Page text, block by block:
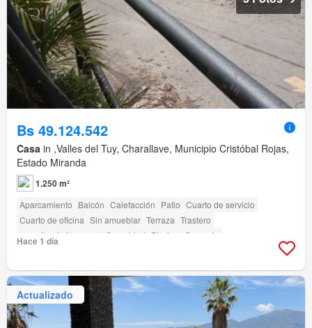
Bs 49.124.542
Casa in ,Valles del Tuy, Charallave, Municipio Cristóbal Rojas,
Estado Miranda
1.250 m²
Aparcamiento Balcón Calefacción Patio Cuarto de servicio
Cuarto de oficina Sin amueblar Terraza Trastero
amenity_drying_area
Seguridad Piscina Conserje
Hace 1 día
Actualizado